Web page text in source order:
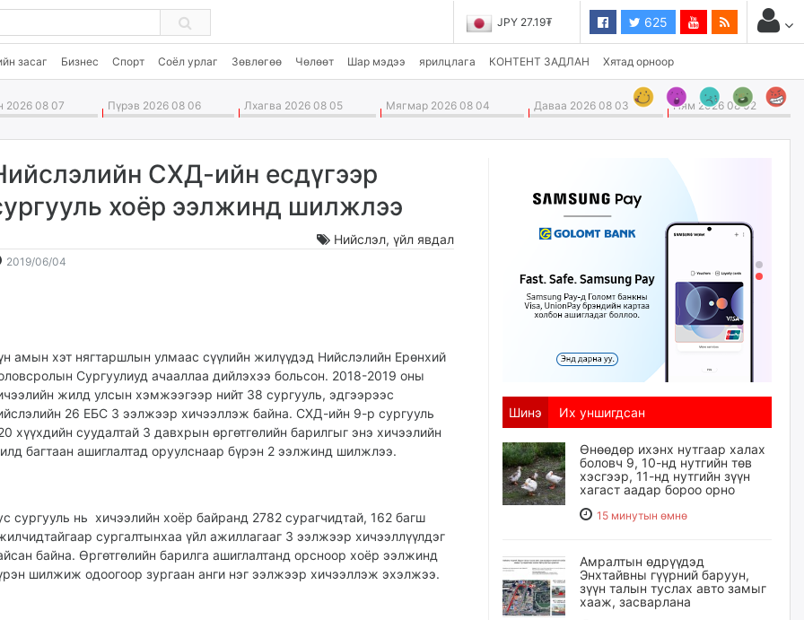
JPY 27.19₮ 625
засаг Бизнес Спорт Соёл урлаг Зөвлөгөө Чөлөөт Шар мэдээ ярилцлага КОНТЕНТ ЗАДЛАН Хятад орноор
2026 08 07 Пүрэв 2026 08 06 Лхагва 2026 08 05 Мягмар 2026 08 04 Даваа 2026 08 03 Ням 2026 08 02
СХД-ийн есдүгээр
хоёр ээлжинд шилжлээ
Нийслэл,үйл явдал
2019/06/04
амын хэт нягтаршлын улмаас сүүлийн жилүүдэд Нийслэлийн Ерөнхий
Сургуулиуд ачааллаа дийлэхээ больсон. 2018-2019 оны
жилд улсын хэмжээгээр нийт 38 сургууль, эдгээрээс
26 ЕБС 3 ээлжээр хичээллэж байна. СХД-ийн 9-р сургууль
хүүхдийн суудалтай 3 давхрын өргөтгөлийн барилгыг энэ хичээлийн
багтаан ашиглалтад оруулснаар бүрэн 2 ээлжинд шилжлээ.
сургууль нь хичээлийн хоёр байранд 2782 сурагчидтай, 162 багш
сургалтынхаа үйл ажиллагааг 3 ээлжээр хичээллүүлдэг
байна. Өргөтгөлийн барилга ашиглалтанд орсноор хоёр ээлжинд
шилжиж одоогоор зургаан анги нэг ээлжээр хичээллэж эхэлжээ.
Шинэ Их уншигдсан
Өнөөдөр ихэнх нутгаар халах
боловч 9, 10-нд нутгийн төв
хэсгээр, 11-нд нутгийн зүүн
хагаст аадар бороо орно
15 минутын өмнө
Амралтын өдрүүдэд
Энхтайвны гүүрний баруун,
зүүн талын туслах авто замыг
хааж, засварлана